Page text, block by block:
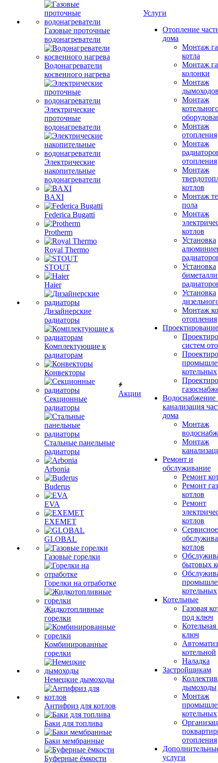
Газовые проточные
водонагреватели
Водонагреватели
косвенного нагрева
Электрические
проточные
водонагреватели
Электрические
накопительные
водонагреватели
BAXI
Federica Bugatti
Protherm
Royal Thermo
STOUT
Haier
Дизайнерские
радиаторы
Комплектующие к
радиаторам
Конвекторы
Секционные
радиаторы
Стальные панельные
радиаторы
Arbonia
Buderus
EVA
EXEMET
GLOBAL
Газовые горелки
Горелки на отработке
Жидкотопливные
горелки
Комбинированные
горелки
Немецкие дымоходы
Антифриз для котлов
Баки для топлива
Баки мембранные
Буферные ёмкости
Акции
Услуги
Отопление
дома
Монтаж
котла
Монтаж
колонки
Монтаж
Монтаж
Монтаж
отопления
Монтаж
отопления
Монтаж
котлов
Монтаж
пола
Монтаж
котлов
Установка
Установка
Установка
Монтаж
отопления
Проектирование
систем
котельных
Водоснабжение
канализация
дома
Монтаж
Монтаж
Ремонт и
обслуживание
Ремонт
Ремонт
котлов
Ремонт
котлов
Сервисное
котлов
бытовых
котельных
Котельные
Газовая
под ключ
ключ
котельной
Наладка
Застройщикам
дымоходы
Монтаж
котельных
отопления
услуги